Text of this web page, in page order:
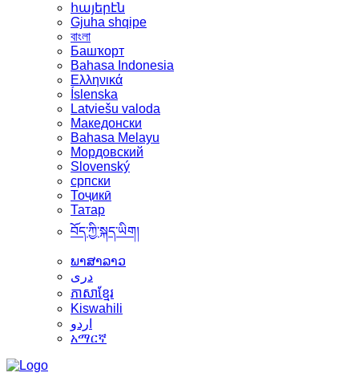
հայերէն
Gjuha shqipe
বাংলা
Башҡорт
Bahasa Indonesia
Ελληνικά
Íslenska
Latviešu valoda
Македонски
Bahasa Melayu
Мордовский
Slovenský
српски
Тоҷикӣ
Татар
བོད་ཀྱི་སྐད་ཡིག།
ພາສາລາວ
دری
ភាសាខ្មែរ
Kiswahili
اردو
አማርኛ